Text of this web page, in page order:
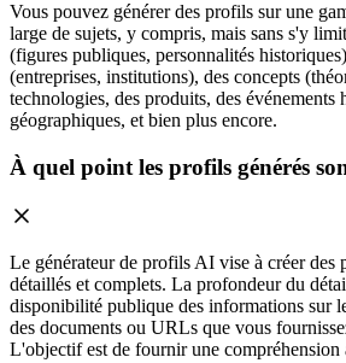
Vous pouvez générer des profils sur une
large de sujets, y compris, mais sans s'y
(figures publiques, personnalités
(entreprises, institutions), des concepts
technologies, des produits, des événements
géographiques, et bien plus encore.
À quel point les profils générés
Le générateur de profils AI vise à créer des
détaillés et complets. La profondeur du
disponibilité publique des informations sur
des documents ou URLs que vous
L'objectif est de fournir une compréhension